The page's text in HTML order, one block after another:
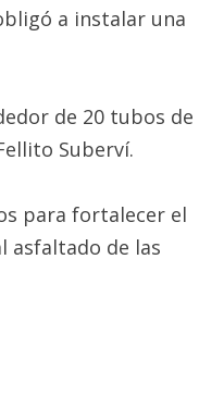
a instalar una
de 20 tubos de
Suberví.
para fortalecer el
asfaltado de las